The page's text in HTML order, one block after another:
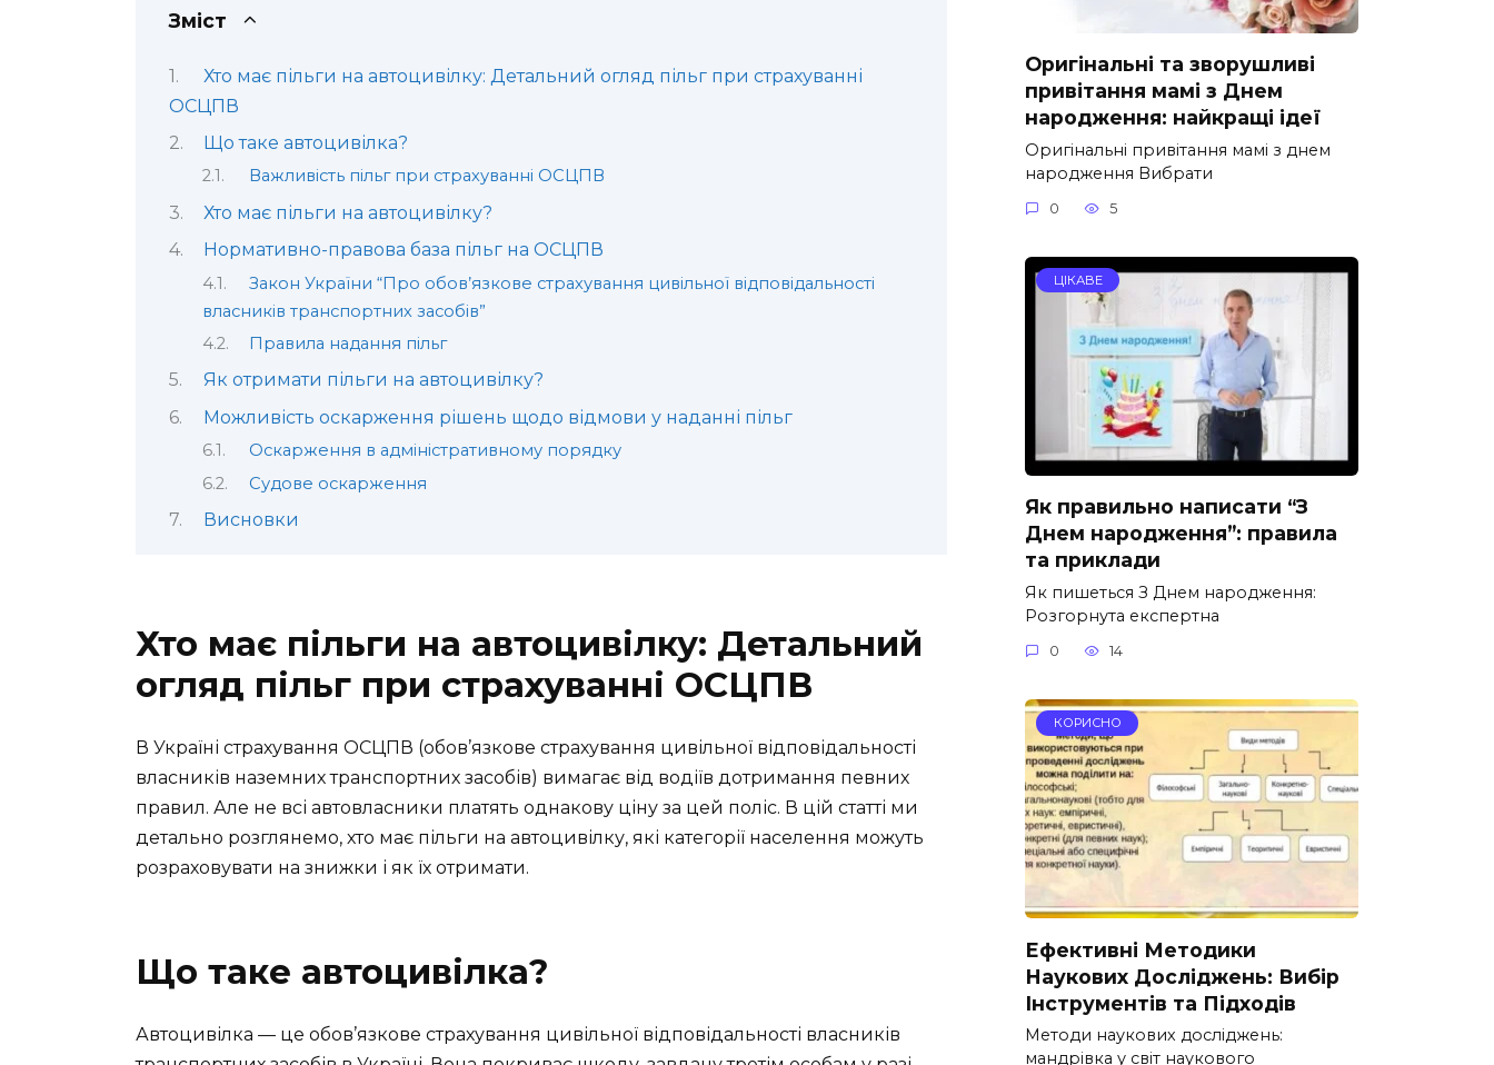
Зміст
Хто має пільги на автоцивілку: Детальний огляд пільг при страхуванні
ОСЦПВ
Що таке автоцивілка?
Важливість пільг при страхуванні ОСЦПВ
Хто має пільги на автоцивілку?
Нормативно-правова база пільг на ОСЦПВ
Закон України “Про обов’язкове страхування цивільної відповідальності
власників транспортних засобів”
Правила надання пільг
Як отримати пільги на автоцивілку?
Можливість оскарження рішень щодо відмови у наданні пільг
Оскарження в адміністративному порядку
Судове оскарження
Висновки
Хто має пільги на автоцивілку: Детальний
огляд пільг при страхуванні ОСЦПВ
В Україні страхування ОСЦПВ (обов’язкове страхування цивільної відповідальності
власників наземних транспортних засобів) вимагає від водіїв дотримання певних
правил. Але не всі автовласники платять однакову ціну за цей поліс. В цій статті ми
детально розглянемо, хто має пільги на автоцивілку, які категорії населення можуть
розраховувати на знижки і як їх отримати.
Що таке автоцивілка?
Автоцивілка — це обов’язкове страхування цивільної відповідальності власників
Оригінальні та зворушливі
привітання мамі з Днем
народження: найкращі ідеї
Оригінальні привітання мамі з днем
народження Вибрати
0 5
ЦІКАВЕ
Як правильно написати “З
Днем народження”: правила
та приклади
Як пишеться З Днем народження:
Розгорнута експертна
0 14
КОРИСНО
Ефективні Методики
Наукових Досліджень: Вибір
Інструментів та Підходів
Методи наукових досліджень:
мандрівка у світ наукового